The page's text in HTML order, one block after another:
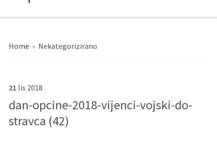
Home » Nekategorizirano
21 lis 2018
dan-opcine-2018-vijenci-vojski-do-
stravca (42)